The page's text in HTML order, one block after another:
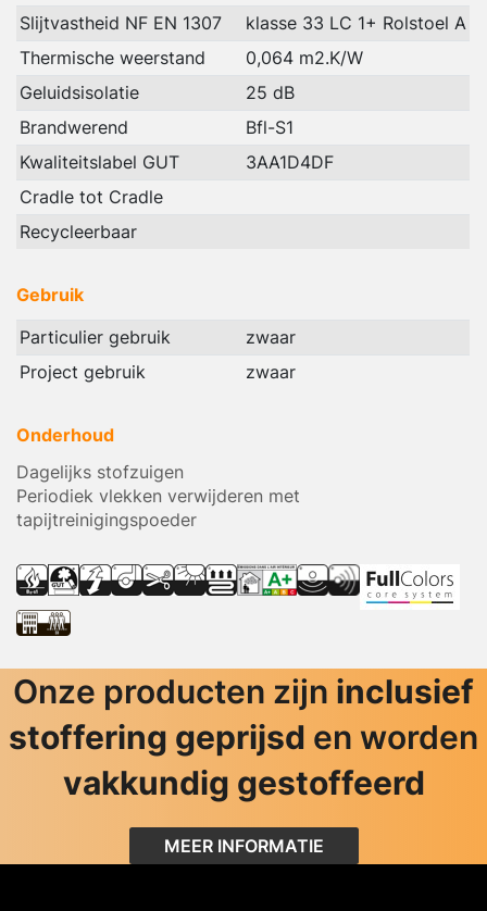
Slijtvastheid NF EN 1307
klasse 33 LC 1+ Rolstoel A
Thermische weerstand
0,064 m2.K/W
Geluidsisolatie
25 dB
Brandwerend
Bfl-S1
Kwaliteitslabel GUT
3AA1D4DF
Cradle tot Cradle
Recycleerbaar
Gebruik
Particulier gebruik
zwaar
Project gebruik
zwaar
Onderhoud
Dagelijks stofzuigen
Periodiek vlekken verwijderen met
tapijtreinigingspoeder
Onze producten zijn inclusief
stoffering geprijsd en worden
vakkundig gestoffeerd
MEER INFORMATIE